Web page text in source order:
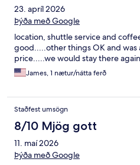
23. apríl 2026
Þýða með Google
location, shuttle service and
good.....other things OK and was
price.....we would stay there
James, 1 nætur/nátta ferð
Staðfest umsögn
8/10 Mjög gott
11. maí 2026
Þýða með Google